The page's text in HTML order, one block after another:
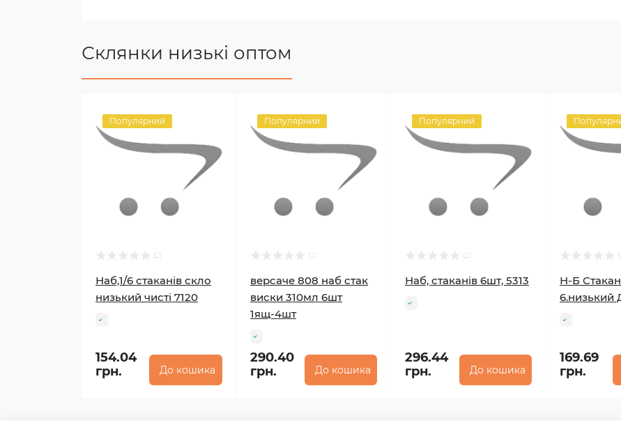
Склянки низькі оптом
Популярний
Наб,1/6 стаканів скло
низький чисті 7120
154.04
грн.
До кошика
Популярний
версаче 808 наб стак
виски 310мл 6шт
1ящ-4шт
290.40
грн.
До кошика
Популярний
Наб, стаканів 6шт, 5313
296.44
грн.
До кошика
Н-Б
6.низький
169.69
грн.